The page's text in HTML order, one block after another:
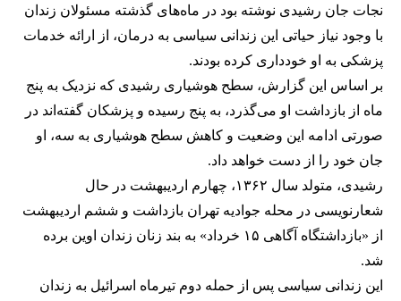
نجات جان رشیدی نوشته بود در ماه‌های گذشته مسئولان زندان
با وجود نیاز حیاتی این زندانی سیاسی به درمان، از ارائه خدمات
پزشکی به او خودداری کرده بودند.
بر اساس این گزارش، سطح هوشیاری رشیدی که نزدیک به پنج
ماه از بازداشت او می‌گذرد، به پنج رسیده و پزشکان گفته‌اند در
صورتی ادامه این وضعیت و کاهش سطح هوشیاری به سه، او
جان خود را از دست خواهد داد.
رشیدی، متولد سال ۱۳۶۲، چهارم اردیبهشت در حال
شعارنویسی در محله جوادیه تهران بازداشت و ششم اردیبهشت
از «بازداشتگاه آگاهی ۱۵ خرداد» به بند زنان زندان اوین برده
شد.
این زندانی سیاسی پس از حمله دوم تیرماه اسرائیل به زندان